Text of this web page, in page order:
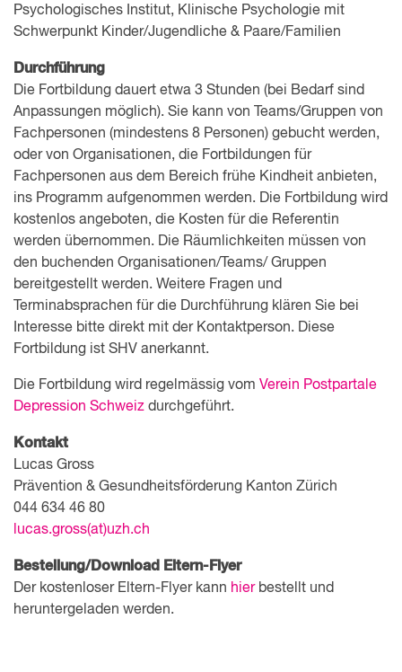
Psychologisches Institut, Klinische Psychologie mit
Schwerpunkt Kinder/Jugendliche & Paare/Familien
Durchführung
Die Fortbildung dauert etwa 3 Stunden (bei Bedarf sind
Anpassungen möglich). Sie kann von Teams/Gruppen von
Fachpersonen (mindestens 8 Personen) gebucht werden,
oder von Organisationen, die Fortbildungen für
Fachpersonen aus dem Bereich frühe Kindheit anbieten,
ins Programm aufgenommen werden. Die Fortbildung wird
kostenlos angeboten, die Kosten für die Referentin
werden übernommen. Die Räumlichkeiten müssen von
den buchenden Organisationen/Teams/ Gruppen
bereitgestellt werden. Weitere Fragen und
Terminabsprachen für die Durchführung klären Sie bei
Interesse bitte direkt mit der Kontaktperson. Diese
Fortbildung ist SHV anerkannt.
Die Fortbildung wird regelmässig vom Verein Postpartale
Depression Schweiz durchgeführt.
Kontakt
Lucas Gross
Prävention & Gesundheitsförderung Kanton Zürich
044 634 46 80
lucas.gross(at)uzh.ch
Bestellung/Download Eltern-Flyer
Der kostenloser Eltern-Flyer kann hierbestellt und
heruntergeladen werden.